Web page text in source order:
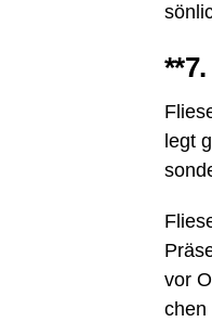
**7.
legt
vor
chen